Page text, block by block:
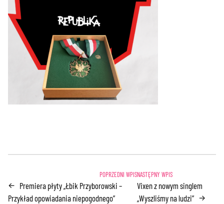
← Premiera płyty „Łbik Przyborowski –
Przykład opowiadania niepogodnego”
Vixen z nowym singlem
„Wyszliśmy na ludzi” →